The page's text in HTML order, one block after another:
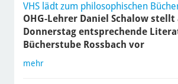
VHS lädt zum philosophischen
OHG-Lehrer Daniel Schalow stellt
Donnerstag entsprechende
Bücherstube Rossbach vor
mehr